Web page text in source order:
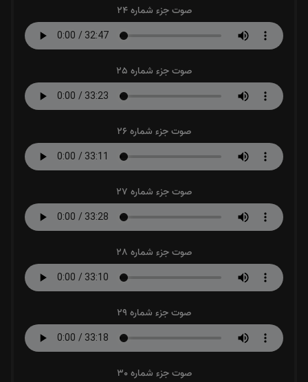
صوت جزء شماره 24
صوت جزء شماره 25
صوت جزء شماره 26
صوت جزء شماره 27
صوت جزء شماره 28
صوت جزء شماره 29
صوت جزء شماره 30